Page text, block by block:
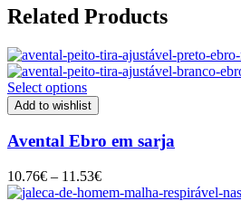
45.37€
through
Related Products
Select options
Add to wishlist
Avental Ebro em sarja
10.76€ – 11.53€Price
range: